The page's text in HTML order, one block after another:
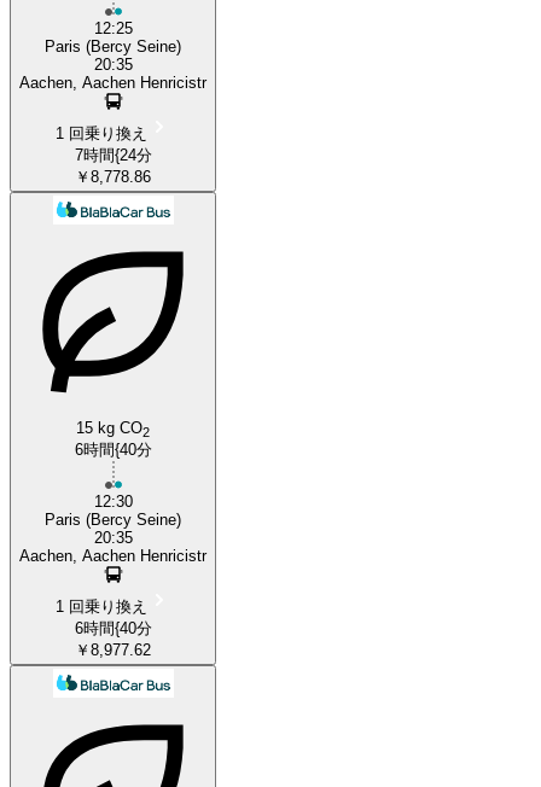
12:25
Paris (Bercy Seine)
20:35
Aachen, Aachen Henricistr
1 回乗り換え
7時間{24分
￥8,778.86
15 kg CO2
6時間{40分
12:30
Paris (Bercy Seine)
20:35
Aachen, Aachen Henricistr
1 回乗り換え
6時間{40分
￥8,977.62